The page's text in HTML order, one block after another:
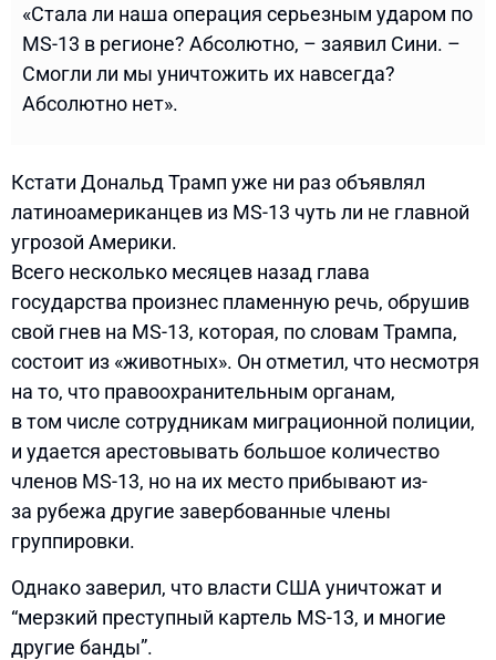
«Стала ли наша операция серьезным ударом по
MS-13 в регионе? Абсолютно, – заявил Сини. –
Смогли ли мы уничтожить их навсегда?
Абсолютно нет».
Кстати Дональд Трамп уже ни раз объявлял
латиноамериканцев из MS-13 чуть ли не главной
угрозой Америки.
Всего несколько месяцев назад глава
государства произнес пламенную речь, обрушив
свой гнев на MS-13, которая, по словам Трампа,
состоит из «животных». Он отметил, что несмотря
на то, что правоохранительным органам,
в том числе сотрудникам миграционной полиции,
и удается арестовывать большое количество
членов MS-13, но на их место прибывают из-
за рубежа другие завербованные члены
группировки.
Однако заверил, что власти США уничтожат и
“мерзкий преступный картель MS-13, и многие
другие банды”.